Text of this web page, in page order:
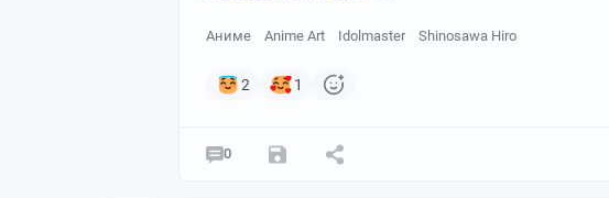
Аниме Anime Art Idolmaster Shinosawa Hiro
2 1
0